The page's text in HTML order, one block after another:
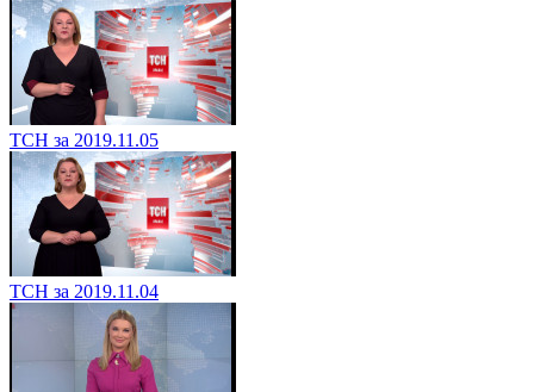
ТСН за 2019.11.05
ТСН за 2019.11.04